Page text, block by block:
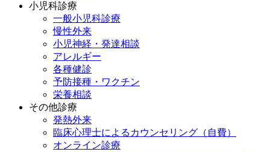
小児科診療
一般小児科診療
慢性外来
小児神経・発達相談
アレルギー
各種健診
予防接種・ワクチン
栄養相談
その他診療
発熱外来
臨床心理士によるカウンセリング（自費）
オンライン診療